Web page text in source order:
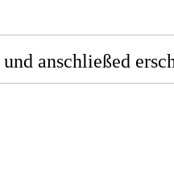
und anschließed